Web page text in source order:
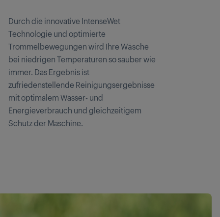
Durch die innovative IntenseWet
Technologie und optimierte
Trommelbewegungen wird Ihre Wäsche
bei niedrigen Temperaturen so sauber wie
immer. Das Ergebnis ist
zufriedenstellende Reinigungsergebnisse
mit optimalem Wasser- und
Energieverbrauch und gleichzeitigem
Schutz der Maschine.